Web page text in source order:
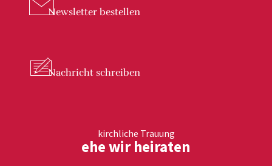
Newsletter bestellen
Nachricht schreiben
kirchliche Trauung
ehe wir heiraten